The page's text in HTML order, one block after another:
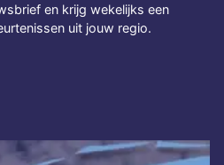
en krijg wekelijks een
uit jouw regio.